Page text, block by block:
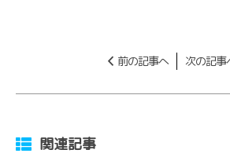
前の記事へ 次の記事
関連記事